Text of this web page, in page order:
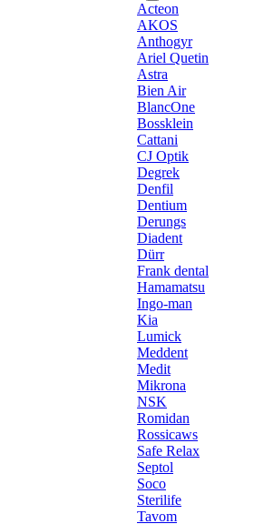
Acteon
AKOS
Anthogyr
Ariel Quetin
Astra
Bien Air
BlancOne
Bossklein
Cattani
CJ Optik
Degrek
Denfil
Dentium
Derungs
Diadent
Dürr
Frank dental
Hamamatsu
Ingo-man
Kia
Lumick
Meddent
Medit
Mikrona
NSK
Romidan
Rossicaws
Safe Relax
Septol
Soco
Sterilife
Tavom